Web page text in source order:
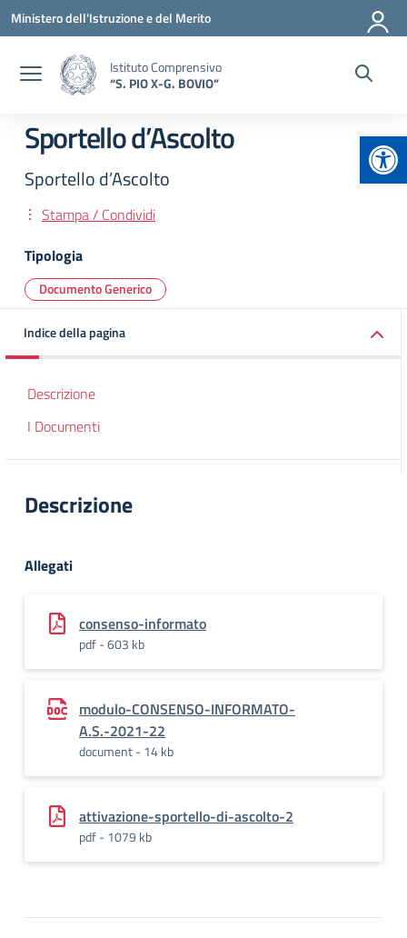
Vai ai contenuti
Vai al menu di navigazione
Vai al footer
Ministero dell'Istruzione e del Merito
Istituto Comprensivo
“S. PIO X-G. BOVIO”
Sportello d’Ascolto
Sportello d’Ascolto
Stampa / Condividi
Tipologia
Documento Generico
Indice della pagina
Descrizione
I Documenti
Descrizione
Allegati
consenso-informato
pdf - 603 kb
modulo-CONSENSO-INFORMATO-
A.S.-2021-22
document - 14 kb
attivazione-sportello-di-ascolto-2
pdf - 1079 kb